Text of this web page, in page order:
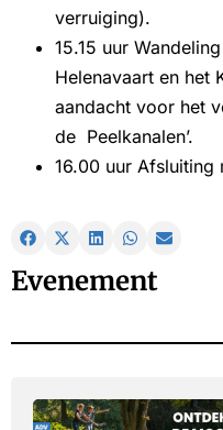
verruiging).
15.15 uur
Helenavaart en het
aandacht voor het
de Peelkanalen’.
16.00 uur Afsluiting
Evenement